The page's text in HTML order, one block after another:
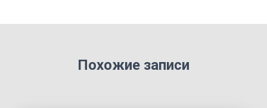
Похожие записи